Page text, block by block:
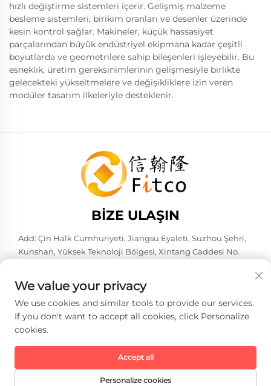
hızlı değiştirme sistemleri içerir. Gelişmiş malzeme
besleme sistemleri, birikim oranları ve desenler üzerinde
kesin kontrol sağlar. Makineler, küçük hassasiyet
parçalarından büyük endüstriyel ekipmana kadar çeşitli
boyutlarda ve geometrilere sahip bileşenleri işleyebilir. Bu
esneklik, üretim gereksinimlerinin gelişmesiyle birlikte
gelecekteki yükseltmelere ve değişikliklere izin veren
modüler tasarım ilkeleriyle desteklenir.
BIZE ULAŞIN
Add: Çin Halk Cumhuriyeti, Jiangsu Eyaleti, Suzhou Şehri,
Kunshan, Yüksek Teknoloji Bölgesi, Xintang Caddesi No.
Tel:+86-137 6186 0079
E-Posta:[email protected]
saklıdır. -Gizlilik Politikası
We value your privacy
We use cookies and similar tools to provide our services.
If you don't want to accept all cookies, click Personalize
cookies.
Personalize cookies
Accept all